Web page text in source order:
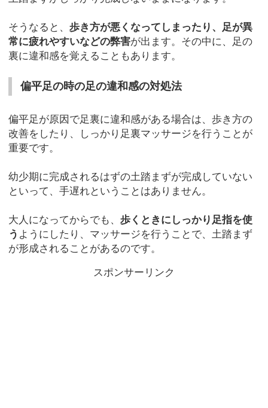
そうなると、歩き方が悪くなってしまったり、足が異
常に疲れやすいなどの弊害が出ます。その中に、足の
裏に違和感を覚えることもあります。
偏平足の時の足の違和感の対処法
偏平足が原因で足裏に違和感がある場合は、歩き方の
改善をしたり、しっかり足裏マッサージを行うことが
重要です。
幼少期に完成されるはずの土踏まずが完成していない
といって、手遅れということはありません。
大人になってからでも、歩くときにしっかり足指を使
う ようにしたり、マッサージを行うことで、土踏まず
が形成されることがあるのです。
スポンサーリンク